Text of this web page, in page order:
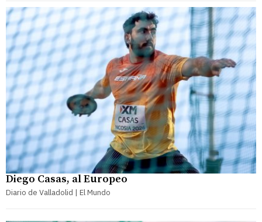
Diego Casas, al Europeo
Diario de Valladolid | El Mundo